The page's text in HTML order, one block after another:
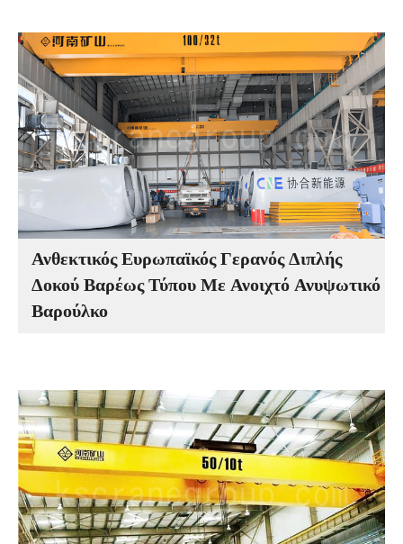
Ανθεκτικός Ευρωπαϊκός Γερανός Διπλής
Δοκού Βαρέως Τύπου Με Ανοιχτό Ανυψωτικό
Βαρούλκο